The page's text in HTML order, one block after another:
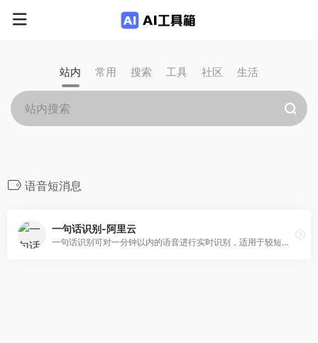
站内 常用 搜索 工具 社区 生活
语音短消息
一句话识别-阿里云
一句话识别可对一分钟以内的语音进行实时识别，适用于较短的语音交互场景，如语音搜索、语音指令、语音短消息等。 可集成在各类App、智能家电、智能助手等产品中。